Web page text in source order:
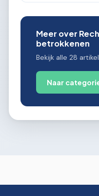
Meer over
betrokkenen
Bekijk alle 28
Naar